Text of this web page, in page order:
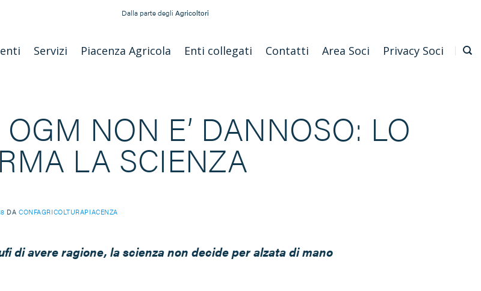
Dalla parte degli Agricoltori
Servizi Piacenza Agricola Enti collegati Contatti Area Soci Privacy Soci
NON E’ DANNOSO: LO
LA SCIENZA
DACONFAGRICOLTURAPIACENZA
di avere ragione, la scienza non decide per alzata di mano